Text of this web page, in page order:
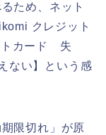
ため、ネット
クレジット
トカード 失
ない】という感
限切れ」が原